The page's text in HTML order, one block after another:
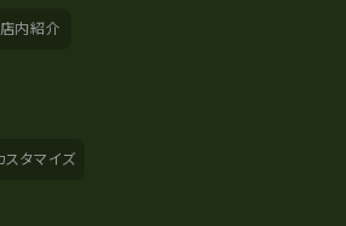
内紹介
スタマイズ